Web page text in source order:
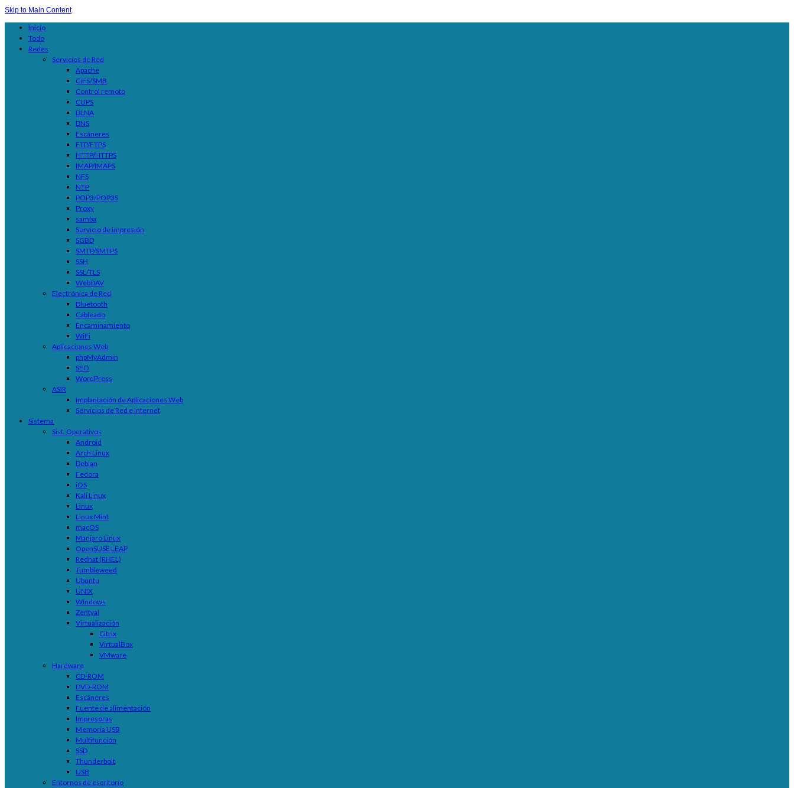
Skip to Main Content
Inicio
Todo
Redes
Servicios de Red
Apache
CIFS/SMB
Control remoto
CUPS
DLNA
DNS
Escáneres
FTP/FTPS
HTTP/HTTPS
IMAP/IMAPS
NFS
NTP
POP3/POP3S
Proxy
samba
Servicio de impresión
SGBD
SMTP/SMTPS
SSH
SSL/TLS
WebDAV
Electrónica de Red
Bluetooth
Cableado
Encaminamiento
WiFi
Aplicaciones Web
phpMyAdmin
SEO
WordPress
ASIR
Implantación de Aplicaciones Web
Servicios de Red e Internet
Sistema
Sist. Operativos
Android
Arch Linux
Debian
Fedora
iOS
Kali Linux
Linux
Linux Mint
macOS
Manjaro Linux
OpenSUSE LEAP
Redhat (RHEL)
Tumbleweed
Ubuntu
UNIX
Windows
Zentyal
Virtualización
Citrix
VirtualBox
VMware
Hardware
CD-ROM
DVD-ROM
Escáneres
Fuente de alimentación
Impresoras
Memoria USB
Multifunción
SSD
Thunderbolt
USB
Entornos de escritorio